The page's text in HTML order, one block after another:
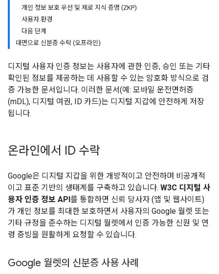
개인 정보 보호 우선 및 제로 지식 증명 (ZKP)
사용자 환경
다음 단계
대면으로 신분증 수락 (오프라인)
디지털 사용자 인증 정보는 사용자에 관한 인증, 승인 또는 기타
확인된 정보를 제공하는 데 사용할 수 있는 암호화 방식으로 검
증 가능한 문서입니다. 이러한 문서(예: 모바일 운전면허증
(mDL), 디지털 여권, ID 카드)는 디지털 지갑에 안전하게 저장
됩니다.
온라인에서 ID 수락
Google은 디지털 지갑을 위한 개방적이고 안전하며 비공개적
이고 표준 기반의 생태계를 구축하고 있습니다. W3C 디지털 사
용자 인증 정보 API를 통합하면 신뢰 당사자 (앱 및 웹사이트)
가 개인 정보를 최대한 보호하면서 사용자의 Google 월렛 또는
기타 규정을 준수하는 디지털 월렛에서 인증 가능한 신원 및 연
령 증빙을 원활하게 요청할 수 있습니다.
Google 월렛의 신분증 사용 사례